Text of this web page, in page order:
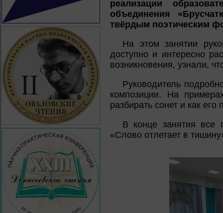
реализации
объединения
твёрдым поэтическим
На этом занятии
доступно и интересно
возникновения, узнали,
Руководитель
композиции. На
разбирать сонет и как
В конце занятия все
«Слово отлетает в